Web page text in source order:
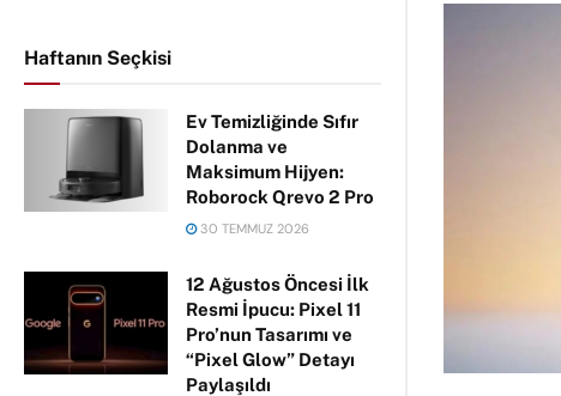
Haftanın Seçkisi
Ev Temizliğinde Sıfır
Dolanma ve
Maksimum Hijyen:
Roborock Qrevo 2 Pro
30 TEMMUZ 2026
12 Ağustos Öncesi İlk
Resmi İpucu: Pixel 11
Pro’nun Tasarımı ve
“Pixel Glow” Detayı
Paylaşıldı